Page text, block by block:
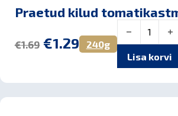
Praetud kilud
€1.69 Algne hind oli:
€1.29Praegune hind
240g
Lisa korvi